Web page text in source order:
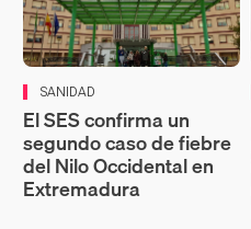
SANIDAD
El SES confirma un
segundo caso de fiebre
del Nilo Occidental en
Extremadura